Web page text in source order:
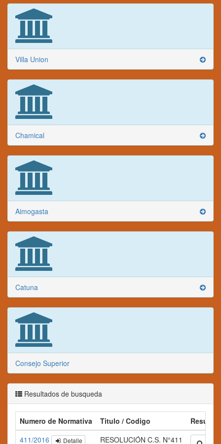
Villa Union
Chamical
Aimogasta
Catuna
Consejo Superior
Resultados de busqueda
Numero de Normativa Titulo / Codigo
411/2016
Detalle RESOLUCIÓN C.S. N°411